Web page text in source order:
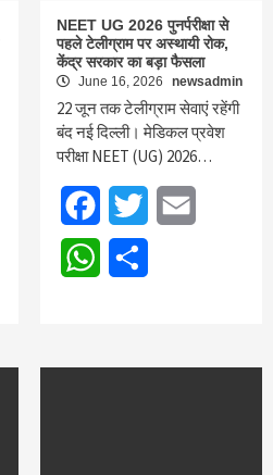
NEET UG 2026 पुनर्परीक्षा से
पहले टेलीग्राम पर अस्थायी रोक,
केंद्र सरकार का बड़ा फैसला
June 16, 2026 newsadmin
22 जून तक टेलीग्राम सेवाएं रहेंगी
बंद नई दिल्ली। मेडिकल प्रवेश
परीक्षा NEET (UG) 2026…
FacebookTwitter
WhatsApp